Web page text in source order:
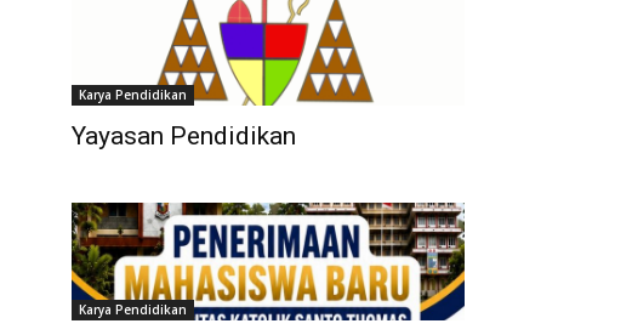
Karya Pendidikan
Yayasan Pendidikan
Karya Pendidikan